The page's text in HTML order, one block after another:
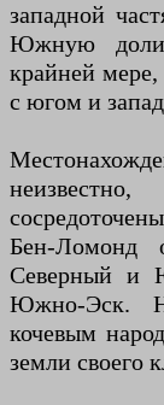
западной
Южную
крайней
с югом и
Бен-Ломонд
Северный и
Южно-Эск.
кочевым
земли своего